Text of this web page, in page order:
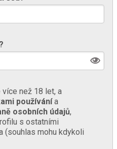
více než 18 let, a
používánía
osobních údajů,
s ostatními
(souhlas mohu kdykoli